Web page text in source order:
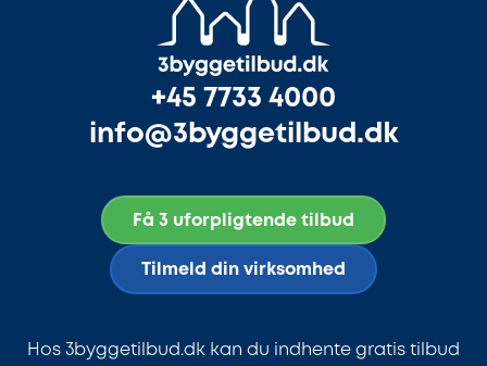
+45 7733 4000
info@3byggetilbud.dk
Få 3 uforpligtende tilbud
Tilmeld din virksomhed
Hos 3byggetilbud.dk kan du indhente gratis tilbud